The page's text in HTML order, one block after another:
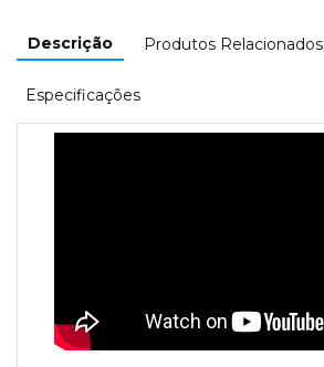
Descrição Produtos Relacionados
Especificações